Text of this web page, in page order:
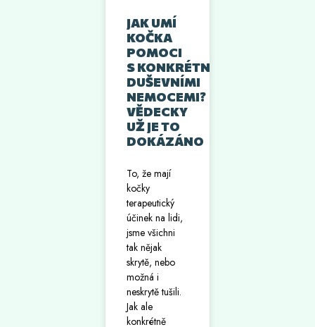
JAK UMÍ
KOČKA
POMOCI
S KONKRÉTNÍMI
DUŠEVNÍMI
NEMOCEMI?
VĚDECKY
UŽ JE TO
DOKÁZÁNO
To, že mají
kočky
terapeutický
účinek na lidi,
jsme všichni
tak nějak
skrytě, nebo
možná i
neskrytě tušili.
Jak ale
konkrétně